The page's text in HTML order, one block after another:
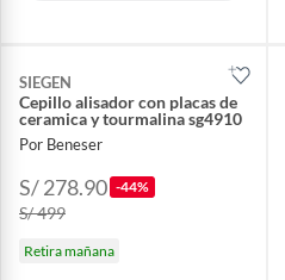
SIEGEN
Cepillo alisador con placas de
ceramica y tourmalina sg4910
Por Beneser
S/ 278.90 -44%
S/ 499
Retira mañana